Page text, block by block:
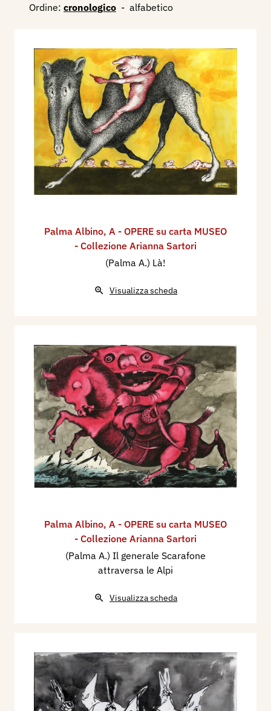
Ordine: cronologico - alfabetico
Palma Albino, A - OPERE su carta MUSEO
- Collezione Arianna Sartori
(Palma A.) Là!
Visualizza scheda
Palma Albino, A - OPERE su carta MUSEO
- Collezione Arianna Sartori
(Palma A.) Il generale Scarafone
attraversa le Alpi
Visualizza scheda